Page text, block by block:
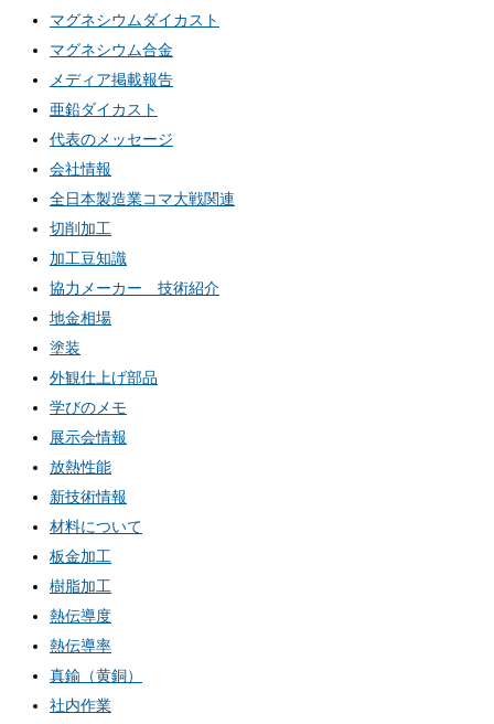
マグネシウムダイカスト
マグネシウム合金
メディア掲載報告
亜鉛ダイカスト
代表のメッセージ
会社情報
全日本製造業コマ大戦関連
切削加工
加工豆知識
協力メーカー 技術紹介
地金相場
塗装
外観仕上げ部品
学びのメモ
展示会情報
放熱性能
新技術情報
材料について
板金加工
樹脂加工
熱伝導度
熱伝導率
真鍮（黄銅）
社内作業